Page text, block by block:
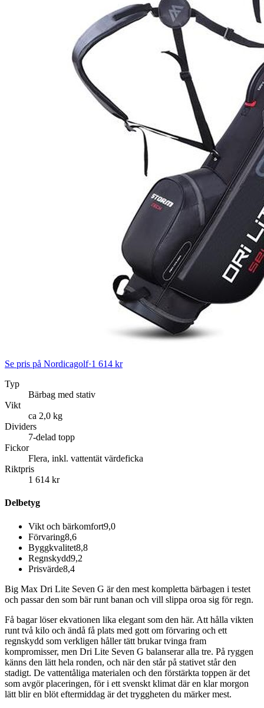
Se pris på Nordicagolf·1 614 kr
Typ
Bärbag med stativ
Vikt
ca 2,0 kg
Dividers
7-delad topp
Fickor
Flera, inkl. vattentät värdeficka
Riktpris
1 614 kr
Delbetyg
Vikt och bärkomfort9,0
Förvaring8,6
Byggkvalitet8,8
Regnskydd9,2
Prisvärde8,4
Big Max Dri Lite Seven G är den mest kompletta bärbagen i testet
och passar den som bär runt banan och vill slippa oroa sig för regn.
Få bagar löser ekvationen lika elegant som den här. Att hålla vikten
runt två kilo och ändå få plats med gott om förvaring och ett
regnskydd som verkligen håller tätt brukar tvinga fram
kompromisser, men Dri Lite Seven G balanserar alla tre. På ryggen
känns den lätt hela ronden, och när den står på stativet står den
stadigt. De vattentåliga materialen och den förstärkta toppen är det
som avgör placeringen, för i ett svenskt klimat där en klar morgon
lätt blir en blöt eftermiddag är det tryggheten du märker mest.